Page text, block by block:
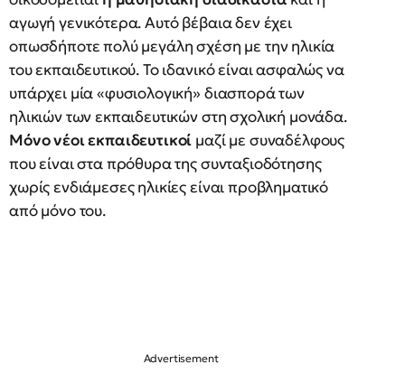
αγωγή γενικότερα. Αυτό βέβαια δεν έχει
οπωσδήποτε πολύ μεγάλη σχέση με την ηλικία
του εκπαιδευτικού. Το ιδανικό είναι ασφαλώς να
υπάρχει μία «φυσιολογική» διασπορά των
ηλικιών των εκπαιδευτικών στη σχολική μονάδα.
Μόνο νέοι εκπαιδευτικοί μαζί με συναδέλφους
που είναι στα πρόθυρα της συνταξιοδότησης
χωρίς ενδιάμεσες ηλικίες είναι προβληματικό
από μόνο του.